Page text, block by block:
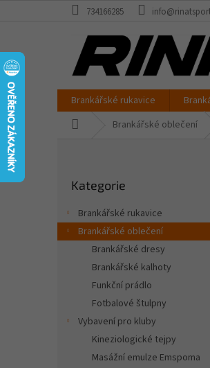
734166285
Brankářské rukavice
Brankářské oblečení
a
n
kategorie
Kategorie
Brankářské rukavice
Brankářské oblečení
Brankářské dresy
Brankářské kalhoty
Funkční prádlo
Fotbalové štulpny
Vybavení pro kluby
Kineziologické tejpy
Masážní emulze Emspoma